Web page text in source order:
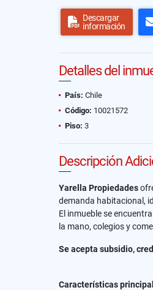
Descargar
información
Detalles del
País: Chile
Código: 10021572
Piso: 3
Descripción
Yarella Propiedades
demanda habitacional,
El inmueble se
la mano, colegios y
Se acepta subsidio,
Características